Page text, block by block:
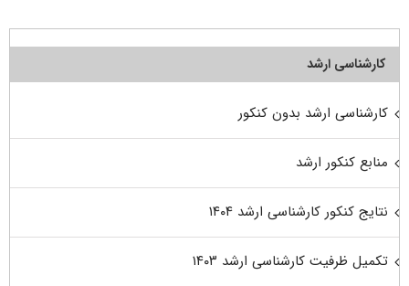
کارشناسی ارشد
کارشناسی ارشد بدون کنکور
منابع کنکور ارشد
نتایج کنکور کارشناسی ارشد ۱۴۰۴
تکمیل ظرفیت کارشناسی ارشد ۱۴۰۳